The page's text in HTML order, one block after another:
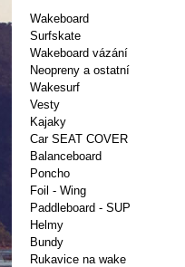
Wakeboard
Surfskate
Wakeboard vázání
Neopreny a ostatní
Wakesurf
Vesty
Kajaky
Car SEAT COVER
Balanceboard
Poncho
Foil - Wing
Paddleboard - SUP
Helmy
Bundy
Rukavice na wake